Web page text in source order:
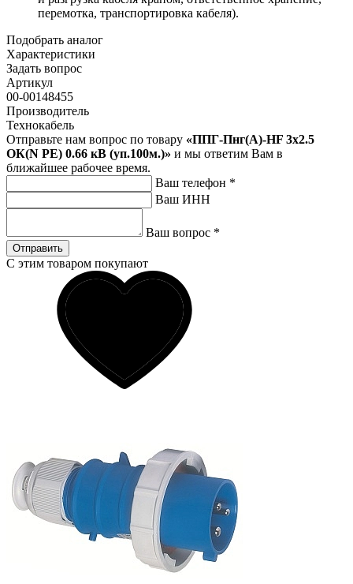
перемотка, транспортировка кабеля).
Подобрать аналог
Характеристики
Задать вопрос
Артикул
00-00148455
Производитель
Технокабель
Отправьте нам вопрос по товару «ППГ-Пнг(А)-HF 3х2.5
ОК(N PE) 0.66 кВ (уп.100м.)» и мы ответим Вам в
ближайшее рабочее время.
Ваш телефон *
Ваш ИНН
Ваш вопрос *
Отправить
С этим товаром покупают